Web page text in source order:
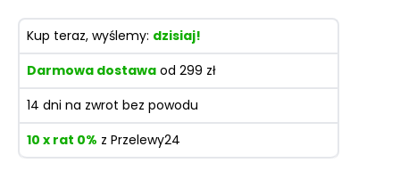
Kup teraz, wyślemy: dzisiaj!
Darmowa dostawa od 299 zł
14 dni na zwrot bez powodu
10 x rat 0% z Przelewy24